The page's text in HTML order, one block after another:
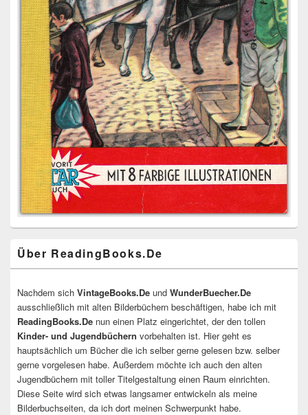
Über ReadingBooks.De
Nachdem sich VintageBooks.De und WunderBuecher.De
ausschließlich mit alten Bilderbüchern beschäftigen, habe ich mit
ReadingBooks.De nun einen Platz eingerichtet, der den tollen
Kinder- und Jugendbüchern vorbehalten ist. Hier geht es
hauptsächlich um Bücher die ich selber gerne gelesen bzw. selber
gerne vorgelesen habe. Außerdem möchte ich auch den alten
Jugendbüchern mit toller Titelgestaltung einen Raum einrichten.
Diese Seite wird sich etwas langsamer entwickeln als meine
Bilderbuchseiten, da ich dort meinen Schwerpunkt habe.